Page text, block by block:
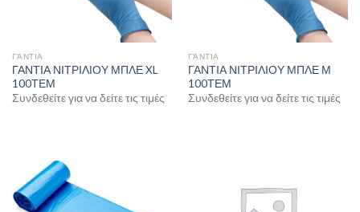
ΓΆΝΤΙΑ
ΓΑΝΤΙΑ ΝΙΤΡΙΛΙΟΥ ΜΠΛΕ XL
100ΤΕΜ
Συνδεθείτε για να δείτε τις τιμές
ΓΆΝΤΙΑ
ΓΑΝΤΙΑ ΝΙΤΡΙΛΙΟΥ ΜΠΛΕ Μ
100ΤΕΜ
Συνδεθείτε για να δείτε τις τιμές